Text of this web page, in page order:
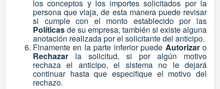
los conceptos y los importes solicitados por la
persona que viaja, de esta manera puede revisar
si cumple con el monto establecido por las
Políticasde su empresa, también si existe alguna
anotación realizada por el solicitante del anticipo.
Finamente en la parte inferior puede Autorizaro
Rechazar la solicitud, si por algún motivo
rechaza el anticipo, el sistema no le dejará
continuar hasta que especifique el motivo del
rechazo.